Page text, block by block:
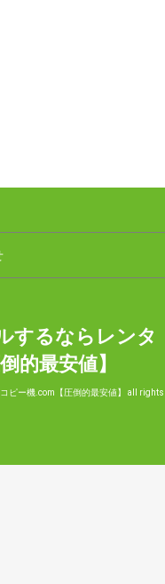
するならレンタ
的最安値】
ピー機.com【圧倒的最安値】 all rights